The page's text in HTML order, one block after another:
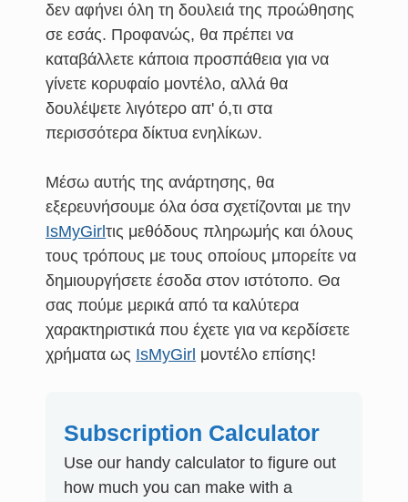
δεν αφήνει όλη τη δουλειά της προώθησης
σε εσάς. Προφανώς, θα πρέπει να
καταβάλλετε κάποια προσπάθεια για να
γίνετε κορυφαίο μοντέλο, αλλά θα
δουλέψετε λιγότερο απ' ό,τι στα
περισσότερα δίκτυα ενηλίκων.
Μέσω αυτής της ανάρτησης, θα
εξερευνήσουμε όλα όσα σχετίζονται με την
IsMyGirl τις μεθόδους πληρωμής και όλους
τους τρόπους με τους οποίους μπορείτε να
δημιουργήσετε έσοδα στον ιστότοπο. Θα
σας πούμε μερικά από τα καλύτερα
χαρακτηριστικά που έχετε για να κερδίσετε
χρήματα ως IsMyGirl μοντέλο επίσης!
Subscription Calculator
Use our handy calculator to figure out
how much you can make with a